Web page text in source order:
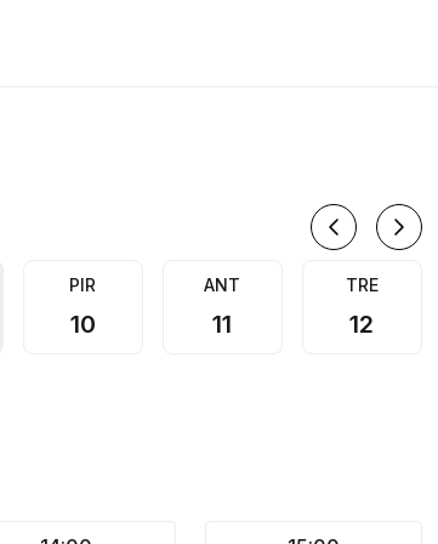
PIR
10
ANT
11
TRE
12